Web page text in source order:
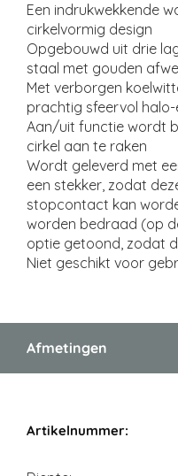
Een indrukwekkende
cirkelvormig design
Opgebouwd uit drie
staal met gouden
Met verborgen
prachtig sfeervol
Aan/uit functie wordt
cirkel aan te raken
Wordt geleverd met
een stekker, zodat
stopcontact kan
worden bedraad (op
optie getoond, zodat
Niet geschikt voor
Afmetingen